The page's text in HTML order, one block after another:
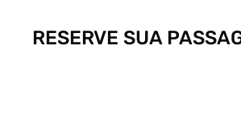
RESERVE SUA